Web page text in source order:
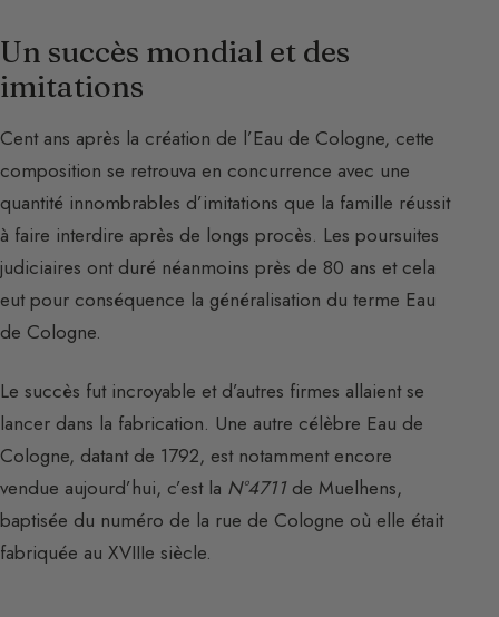
Un succès mondial et des
imitations
Cent ans après la création de l’Eau de Cologne, cette
composition se retrouva en concurrence avec une
quantité innombrables d’imitations que la famille réussit
à faire interdire après de longs procès. Les poursuites
judiciaires ont duré néanmoins près de 80 ans et cela
eut pour conséquence la généralisation du terme Eau
de Cologne.
Le succès fut incroyable et d’autres firmes allaient se
lancer dans la fabrication. Une autre célèbre Eau de
Cologne, datant de 1792, est notamment encore
vendue aujourd’hui, c’est la N°4711de Muelhens,
baptisée du numéro de la rue de Cologne où elle était
fabriquée au XVIIIe siècle.